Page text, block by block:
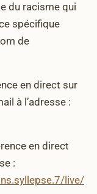
du racisme qui
spécifique
de
en direct sur
à l’adresse :
en direct
:
live/